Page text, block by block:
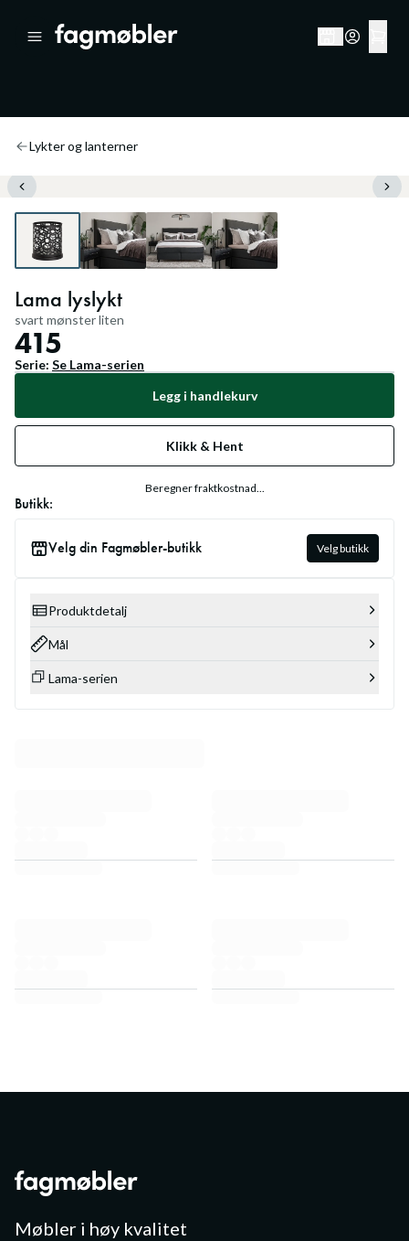
Lykter og lanterner
Lama lyslykt
svart mønster liten
415
Serie: Se Lama-serien
Legg i handlekurv
Klikk & Hent
Beregner fraktkostnad...
Butikk:
Velg din Fagmøbler-butikk Velg butikk
Produktdetalj
Mål
Lama-serien
Møbler i høy kvalitet